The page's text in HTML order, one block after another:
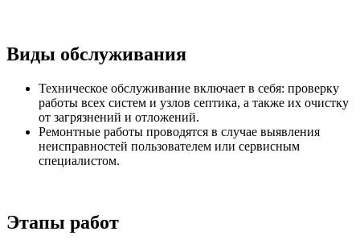
Виды обслуживания
Техническое обслуживание включает в себя: проверку
работы всех систем и узлов септика, а также их очистку
от загрязнений и отложений.
Ремонтные работы проводятся в случае выявления
неисправностей пользователем или сервисным
специалистом.
Этапы работ